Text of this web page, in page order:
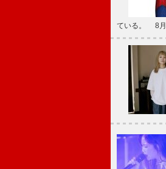
ている。 8月